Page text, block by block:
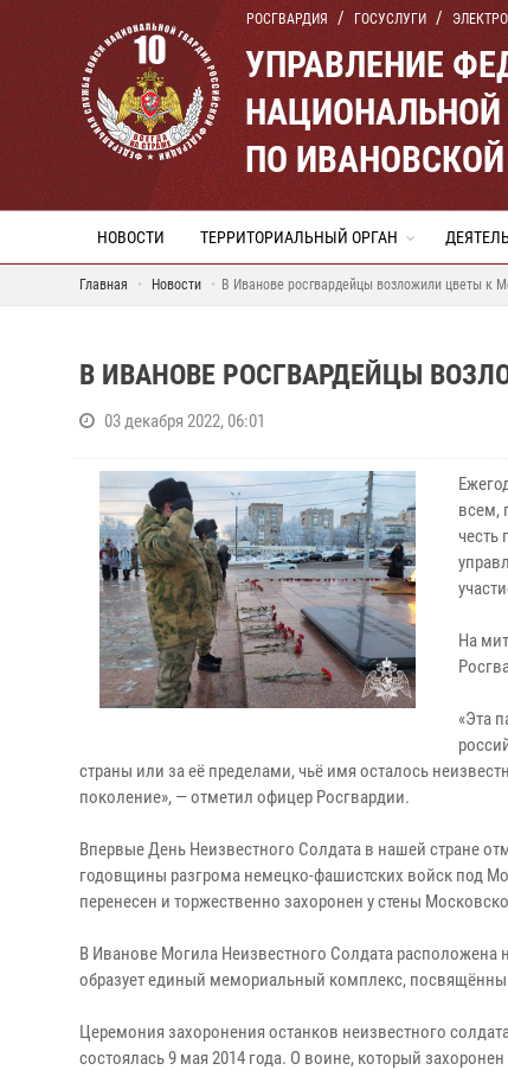
РОСГВАРДИЯ ГОСУСЛУГИ
УПРАВЛЕНИЕ
НАЦИОНАЛЬНОЙ
ПО
НОВОСТИ ТЕРРИТОРИАЛЬНЫЙ ОРГАН
Главная Новости В Иванове росгвардейцы возложили цветы к
В ИВАНОВЕ РОСГВАРДЕЙЦЫ
03 декабря 2022, 06:01
всем,
честь
На
«Эта
страны или за её пределами, чьё имя осталось
поколение», — отметил офицер Росгвардии.
Впервые День Неизвестного Солдата в нашей стране
годовщины разгрома немецко-фашистских войск под
перенесен и торжественно захоронен у стены
В Иванове Могила Неизвестного Солдата
образует единый мемориальный комплекс,
Церемония захоронения останков неизвестного
состоялась 9 мая 2014 года. О воине, который